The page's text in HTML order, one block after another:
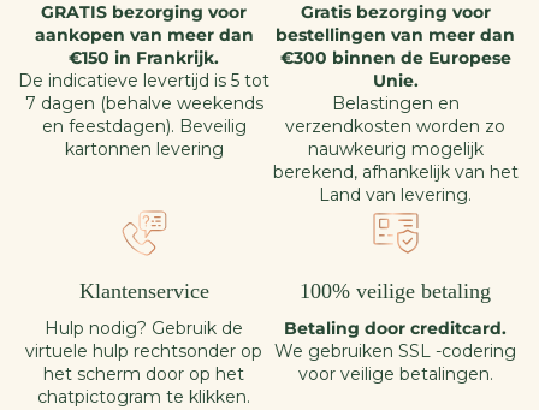
GRATIS bezorging voor
aankopen van meer dan
€150 in Frankrijk.
De indicatieve levertijd is 5 tot
7 dagen (behalve weekends
en feestdagen). Beveilig
kartonnen levering
Gratis bezorging voor
bestellingen van meer dan
€300 binnen de Europese
Unie.
Belastingen en
verzendkosten worden zo
nauwkeurig mogelijk
berekend, afhankelijk van het
Land van levering.
Klantenservice
Hulp nodig? Gebruik de
virtuele hulp rechtsonder op
het scherm door op het
chatpictogram te klikken.
100% veilige betaling
Betaling door creditcard.
We gebruiken SSL -codering
voor veilige betalingen.